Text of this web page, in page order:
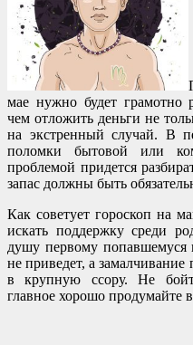
мае нужно будет грамотно
чем отложить деньги не
на экстренный случай. В
поломки бытовой или
проблемой придется
запас должны быть
Как советует гороскоп на
искать поддержку среди
душу первому
не приведет, а
в крупную ссору. Не
главное хорошо продумайте